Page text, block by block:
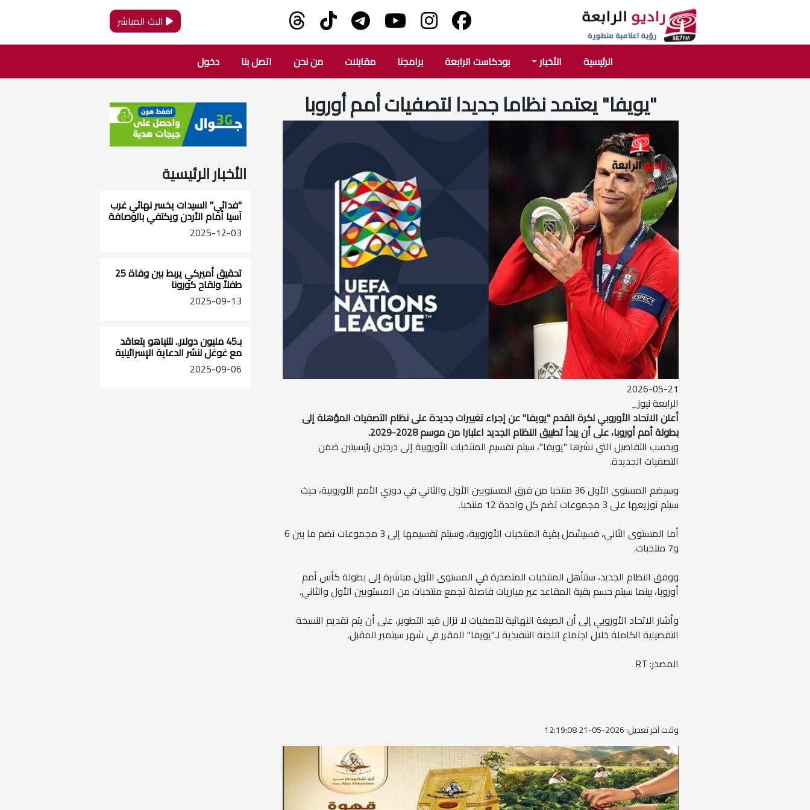
البث المباشر
الرئيسية الأخبار بودكاست الرابعة برامجنا مقابلات من نحن اتصل بنا دخول
"يويفا" يعتمد نظاما جديدا لتصفيات أمم أوروبا
2026-05-21
الرابعة نيوز_
أعلن الاتحاد الأوروبي لكرة القدم "يويفا" عن إجراء تغييرات جديدة على نظام التصفيات المؤهلة إلى
بطولة أمم أوروبا، على أن يبدأ تطبيق النظام الجديد اعتبارا من موسم 2028-2029.
وبحسب التفاصيل التي نشرها "يويفا"، سيتم تقسيم المنتخبات الأوروبية إلى درجتين رئيسيتين ضمن
التصفيات الجديدة.
وسيضم المستوى الأول 36 منتخبا من فرق المستويين الأول والثاني في دوري الأمم الأوروبية، حيث
سيتم توزيعها على 3 مجموعات تضم كل واحدة 12 منتخبا.
أما المستوى الثاني، فسيشمل بقية المنتخبات الأوروبية، وسيتم تقسيمها إلى 3 مجموعات تضم ما بين 6
و7 منتخبات.
ووفق النظام الجديد، ستتأهل المنتخبات المتصدرة في المستوى الأول مباشرة إلى بطولة كأس أمم
أوروبا، بينما سيتم حسم بقية المقاعد عبر مباريات فاصلة تجمع منتخبات من المستويين الأول والثاني.
وأشار الاتحاد الأوروبي إلى أن الصيغة النهائية للتصفيات لا تزال قيد التطوير، على أن يتم تقديم النسخة
التفصيلية الكاملة خلال اجتماع اللجنة التنفيذية لـ"يويفا" المقرر في شهر سبتمبر المقبل.
المصدر: RT
وقت آخر تعديل: 2026-05-21 12:19:08
الأخبار الرئيسية
"فدائي" السيدات يخسر نهائي غرب
آسيا أمام الأردن ويكتفي بالوصافة
2025-12-03
تحقيق أميركي يربط بين وفاة 25
طفلاً ولقاح كورونا
2025-09-13
بـ45 مليون دولار.. نتنياهو يتعاقد
مع غوغل لنشر الدعاية الإسرائيلية
2025-09-06